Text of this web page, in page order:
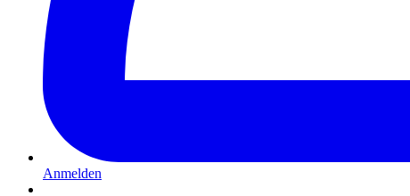
Anmelden